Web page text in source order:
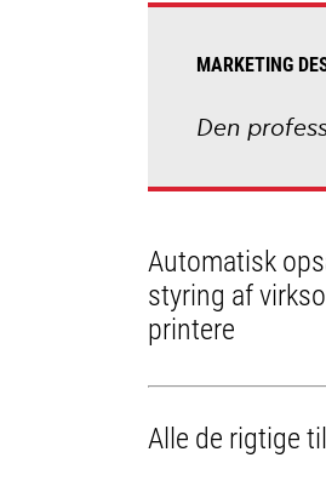
MARKETING
Den
Automatisk
styring af
printere
Alle de rigtige